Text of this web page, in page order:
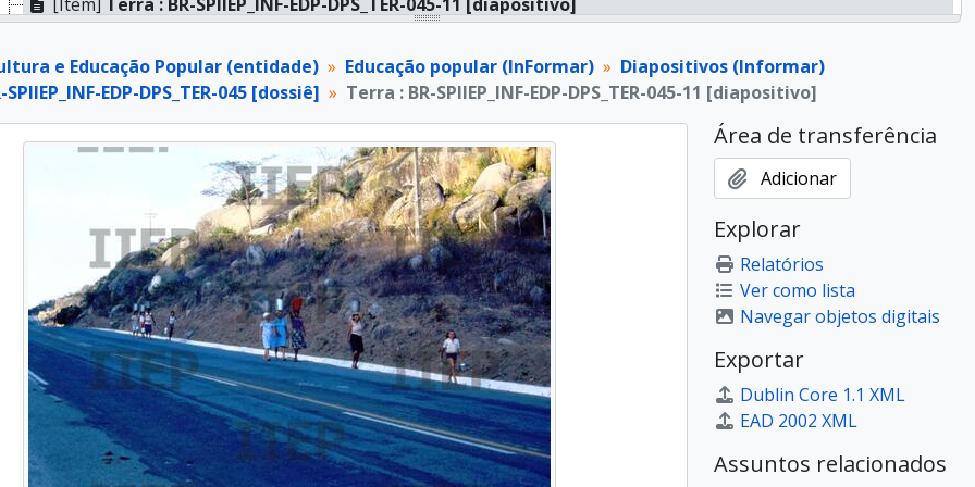
[Item]Terra : BR-SPIIEP_INF-EDP-DPS_TER-045-12 [diapositivo]
[Item]
Terra : BR-SPIIEP_INF-EDP-DPS_TER-045-13 [diapositivo]
[Item]Terra : BR-SPIIEP_INF-EDP-DPS_TER-045-14 [diapositivo]
[Item]
Terra : BR-SPIIEP_INF-EDP-DPS_TER-045-15 [diapositivo]
Terra : BR-SPIIEP_INF-EDP-DPS_TER-045-17 [diapositivo]
Terra : BR-SPIIEP_INF-EDP-DPS_TER-045-18 [diapositivo]
Terra : BR-SPIIEP_INF-EDP-DPS_TER-045-19 [diapositivo]
[Item]Terra : BR-SPIIEP_INF-EDP-DPS_TER-045-20 [diapositivo]
[Item]Terra : BR-SPIIEP_INF-EDP-DPS_TER-045-21 [diapositivo]
[Item]Terra : BR-SPIIEP_INF-EDP-DPS_TER-045-22 [diapositivo]
[Item]Terra : BR-SPIIEP_INF-EDP-DPS_TER-045-23 [diapositivo]
[Item]Terra : BR-SPIIEP_INF-EDP-DPS_TER-045-24 [diapositivo]
[Dossiê]Terra : BR-SPIIEP_INF-EDP-DPS_TER-046 [dossiê]
[Dossiê]Terra : BR-SPIIEP_INF-EDP-DPS_TER-047 [dossiê]
[Dossiê]Terra : BR-SPIIEP_INF-EDP-DPS_TER-048 [dossiê]
[Dossiê]
Terra : BR-SPIIEP_INF-EDP-DPS_TER-049 [dossiê]
[Dossiê]Terra : BR-SPIIEP_INF-EDP-DPS_TER-050 [dossiê]
e Educação Popular (entidade) Educação popular (InFormar)
Diapositivos (Informar)
EDP-DPS_TER-045 [dossiê]
Terra : BR-SPIIEP_INF-EDP-DPS_TER-045-11 [diapositivo]
Área de transferência
Adicionar
Explorar
Relatórios
Ver como lista
Navegar objetos digitais
Exportar
Dublin Core 1.1 XML
EAD 2002 XML
Assuntos relacionados